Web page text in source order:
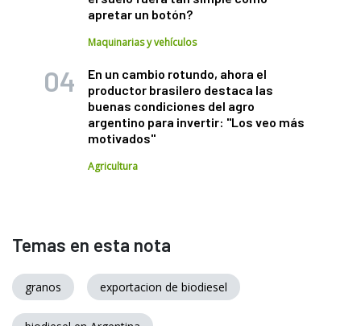
apretar un botón?
Maquinarias y vehículos
En un cambio rotundo, ahora el
productor brasilero destaca las
buenas condiciones del agro
argentino para invertir: "Los veo más
motivados"
Agricultura
Temas en esta nota
granos exportacion de biodiesel